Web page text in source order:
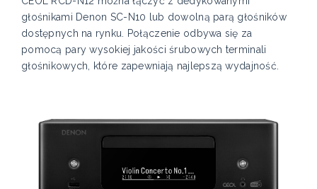
głośnikami Denon SC-N10 lub dowolną parą głośników
dostępnych na rynku. Połączenie odbywa się za
pomocą pary wysokiej jakości śrubowych terminali
głośnikowych, które zapewniają najlepszą wydajność.